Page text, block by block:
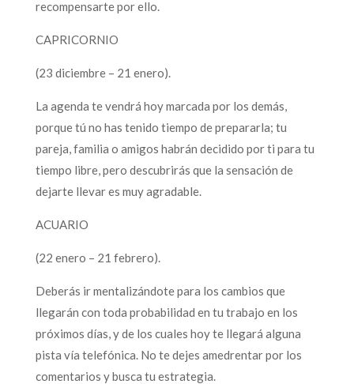
recompensarte por ello.
CAPRICORNIO
(23 diciembre – 21 enero).
La agenda te vendrá hoy marcada por los demás,
porque tú no has tenido tiempo de prepararla; tu
pareja, familia o amigos habrán decidido por ti para tu
tiempo libre, pero descubrirás que la sensación de
dejarte llevar es muy agradable.
ACUARIO
(22 enero – 21 febrero).
Deberás ir mentalizándote para los cambios que
llegarán con toda probabilidad en tu trabajo en los
próximos días, y de los cuales hoy te llegará alguna
pista vía telefónica. No te dejes amedrentar por los
comentarios y busca tu estrategia.